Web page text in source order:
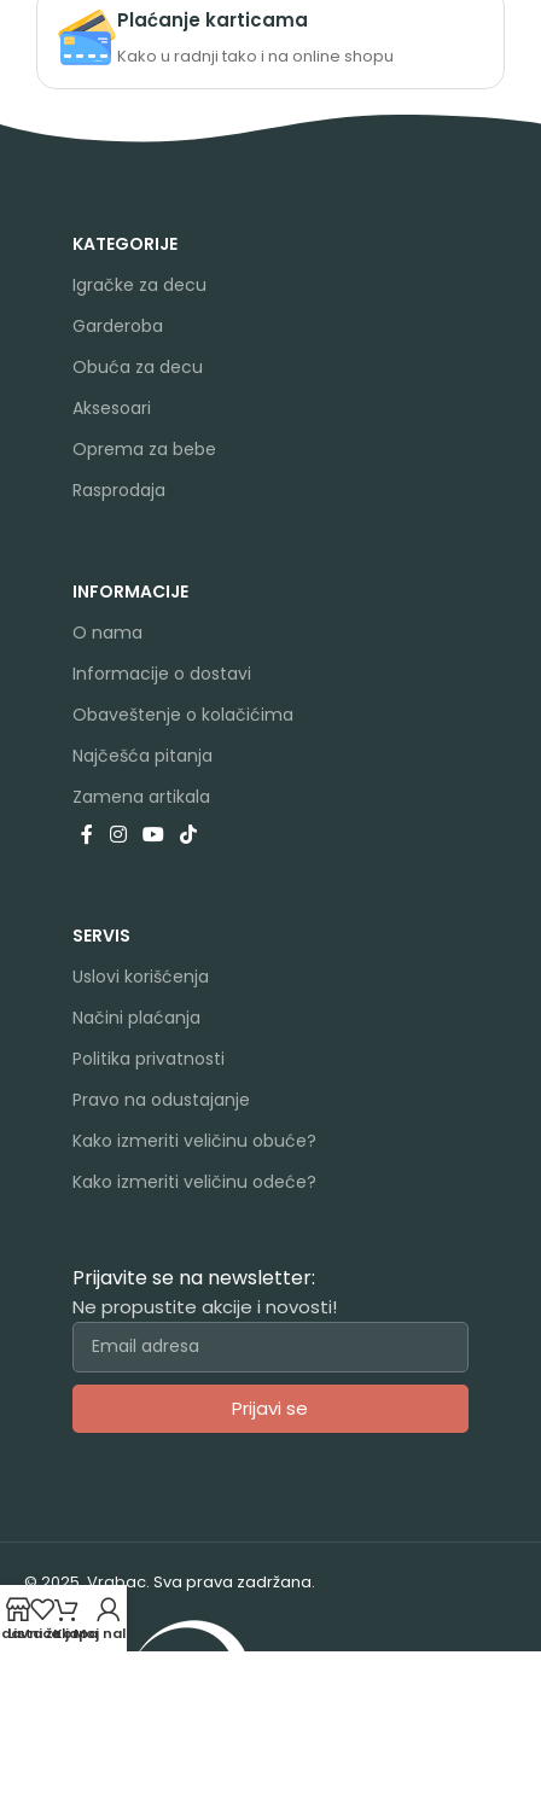
Plaćanje karticama
Kako u radnji tako i na online shopu
KATEGORIJE
Igračke za decu
Garderoba
Obuća za decu
Aksesoari
Oprema za bebe
Rasprodaja
INFORMACIJE
O nama
Informacije o dostavi
Obaveštenje o kolačićima
Najčešća pitanja
Zamena artikala
SERVIS
Uslovi korišćenja
Načini plaćanja
Politika privatnosti
Pravo na odustajanje
Kako izmeriti veličinu obuće?
Kako izmeriti veličinu odeće?
Prijavite se na newsletter:
Ne propustite akcije i novosti!
Prijavi se
© 2025. Vrabac. Sva prava zadržana.
Lista željaKorpaMoj nalog